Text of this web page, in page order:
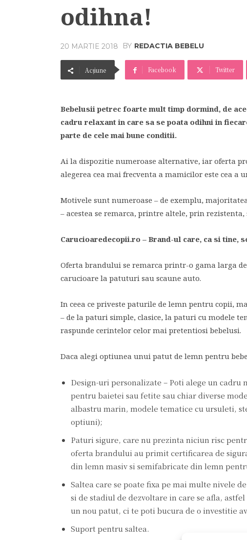
odihna!
20 MARTIE 2018 BY REDACTIA BEBELU
Acțiune Facebook Twitter
Bebelusii petrec foarte mult timp dormind, de
cadru relaxant in care sa se poata odihni in
parte de cele mai bune conditii.
Ai la dispozitie numeroase alternative, iar oferta
alegerea cea mai frecventa a mamicilor este cea a
Motivele sunt numeroase – de exemplu,
– acestea se remarca, printre altele, prin
Carucioaredecopii.ro – Brand-ul care, ca si tine,
Oferta brandului se remarca printr-o gama larga
carucioare la patuturi sau scaune auto.
In ceea ce priveste paturile de lemn pentru copii,
– de la paturi simple, clasice, la paturi cu modele
raspunde cerintelor celor mai pretentiosi bebelusi.
Daca alegi optiunea unui patut de lemn pentru
Design-uri personalizate – Poti alege un
pentru baietei sau fetite sau chiar diverse
albastru marin, modele tematice cu ursuleti,
optiuni);
Paturi sigure, care nu prezinta niciun risc
oferta brandului au primit certificarea de
din lemn masiv si semifabricate din lemn
Saltea care se poate fixa pe mai multe nivele
si de stadiul de dezvoltare in care se afla,
un nou patut, ci te poti bucura de o investitie
Suport pentru saltea.